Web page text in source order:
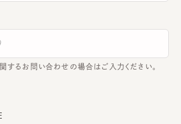
するお問い合わせの場合はご入力ください。